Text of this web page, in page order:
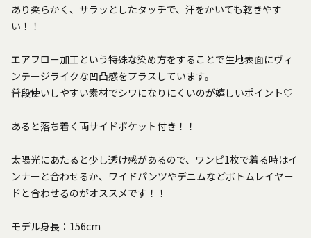
あり柔らかく、サラッとしたタッチで、汗をかいても乾きやす
い！！
エアフロー加工という特殊な染め方をすることで生地表面にヴィ
ンテージライクな凹凸感をプラスしています。
普段使いしやすい素材でシワになりにくいのが嬉しいポイント♡
あると落ち着く両サイドポケット付き！！
太陽光にあたると少し透け感があるので、ワンピ1枚で着る時はイ
ンナーと合わせるか、ワイドパンツやデニムなどボトムレイヤー
ドと合わせるのがオススメです！！
モデル身長：156cm